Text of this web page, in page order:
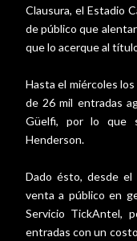
Clausura, el Estadio
de público que
que lo acerque al
Hasta el miércoles
de 26 mil entradas
Güelfi, por lo que
Henderson.
Dado ésto, desde el
venta a público en
Servicio TickAntel,
entradas con un